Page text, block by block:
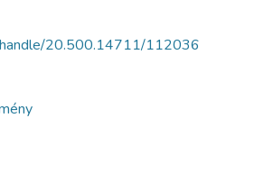
20.500.14711/112036